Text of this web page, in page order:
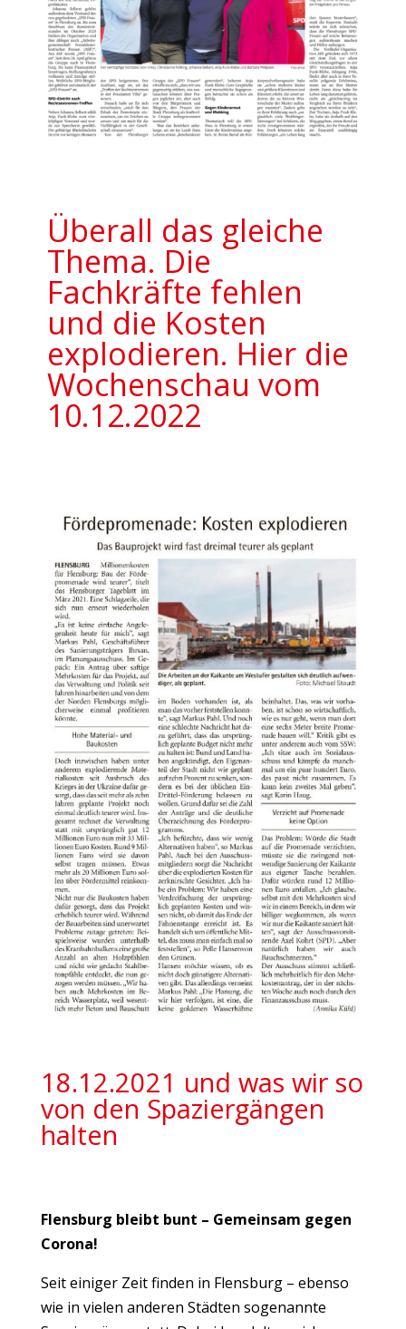
Überall das gleiche
Thema. Die
Fachkräfte fehlen
und die Kosten
explodieren. Hier die
Wochenschau vom
10.12.2022
18.12.2021 und was wir so
von den Spaziergängen
halten
Flensburg bleibt bunt – Gemeinsam gegen
Corona!
Seit einiger Zeit finden in Flensburg – ebenso
wie in vielen anderen Städten sogenannte